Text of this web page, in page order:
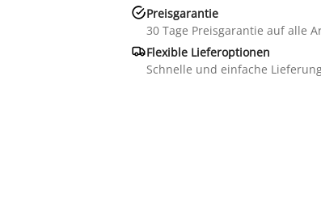
Preisgarantie
30 Tage Preisgarantie auf alle
Flexible Lieferoptionen
Schnelle und einfache